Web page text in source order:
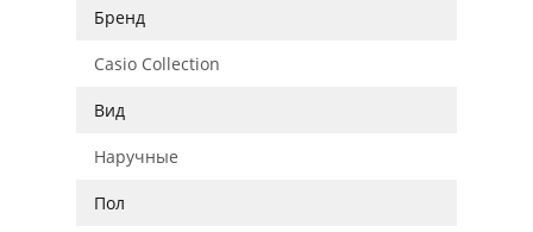
Бренд
Casio Collection
Вид
Наручные
Пол